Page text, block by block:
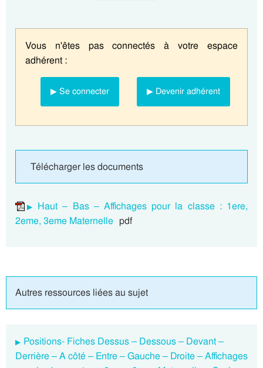
Vous n'êtes pas connectés à votre espace
adhérent :
▶ Se connecter ▶ Devenir adhérent
Télécharger les documents
Haut – Bas – Affichages pour la classe : 1ere,
2eme, 3eme Maternelle pdf
Autres ressources liées au sujet
Positions- Fiches Dessus – Dessous – Devant –
Derrière – A côté – Entre – Gauche – Droite – Affichages